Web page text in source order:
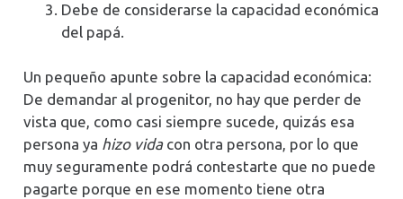
Debe de considerarse la capacidad económica
del papá.
Un pequeño apunte sobre la capacidad económica:
De demandar al progenitor, no hay que perder de
vista que, como casi siempre sucede, quizás esa
persona ya hizo vidacon otra persona, por lo que
muy seguramente podrá contestarte que no puede
pagarte porque en ese momento tiene otra